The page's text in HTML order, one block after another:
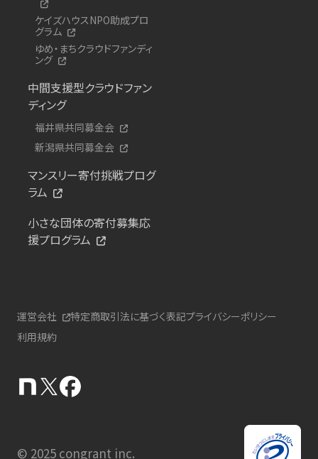
ケイズハウスNPO助成プロ
グラム
ゆめ・まちクラウドファンディ
ング
中間支援型クラウドファン
ディング
福井県共同募金会
新潟県共同募金会
マンスリー寄付挑戦プログ
ラム
小さな団体の寄付募集応
援プログラム
運営会社 特定商取引法に基づく表記プライバシーポリシー
利用規約
© 2025 congrant inc.